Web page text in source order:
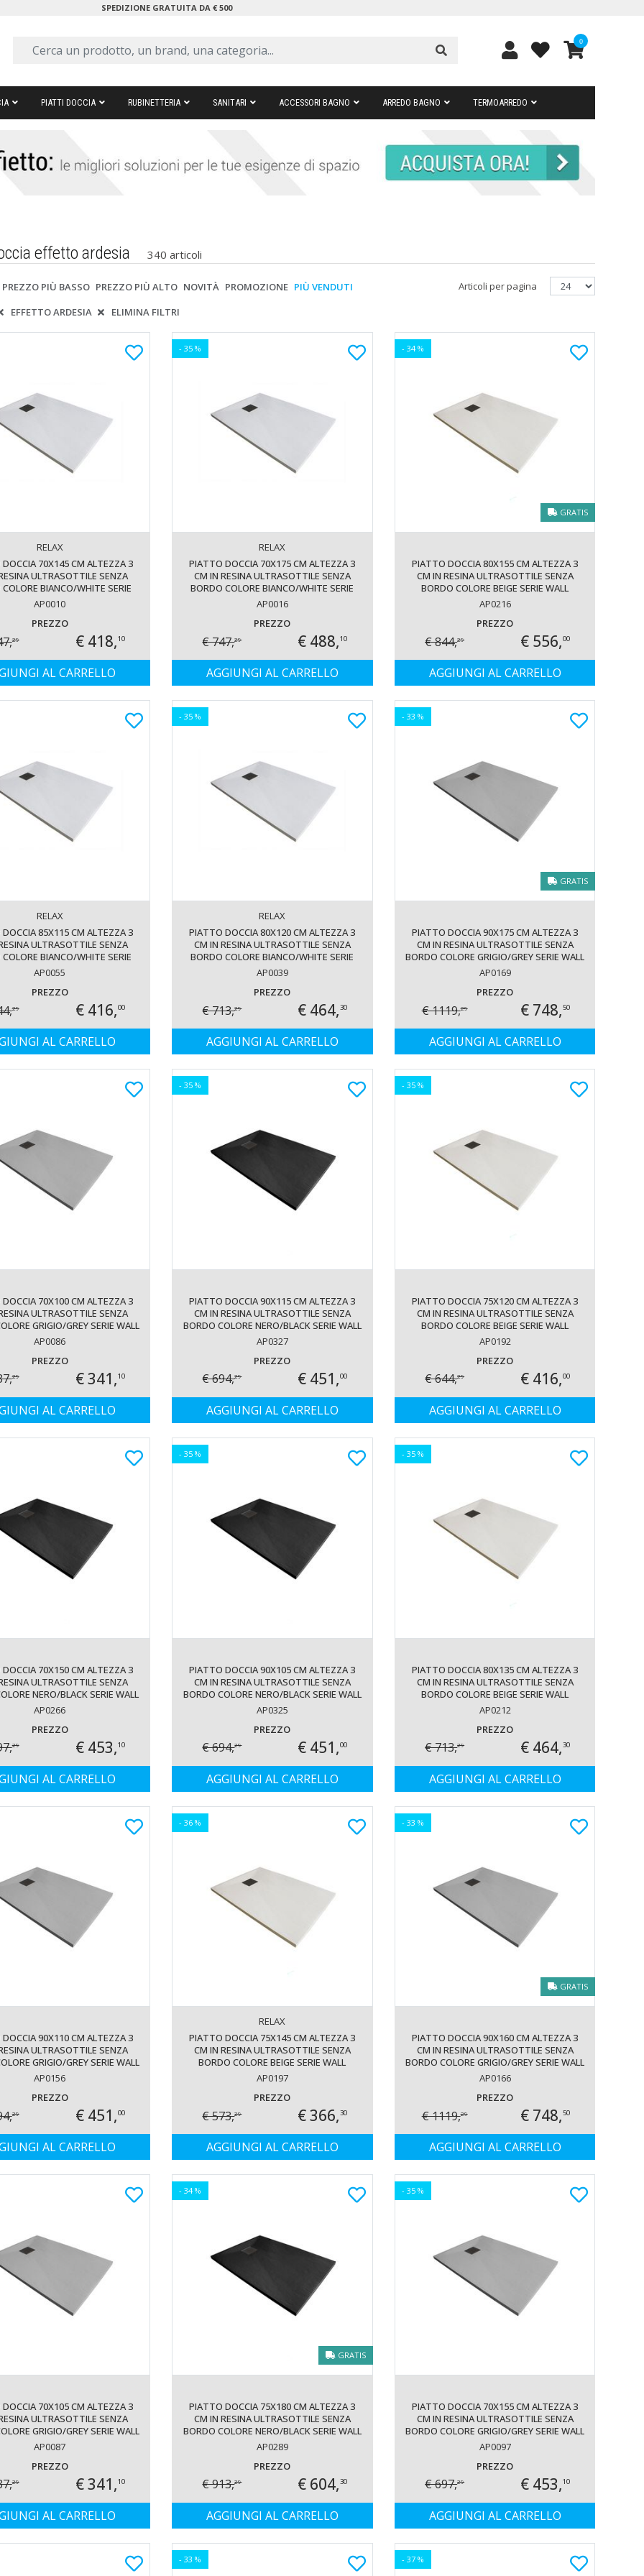
SPEDIZIONE GRATUITA DA € 500
0
PIATTI DOCCIA RUBINETTERIA SANITARI ACCESSORI BAGNO ARREDO BAGNO TERMOARREDO
effetto ardesia 340 articoli
PREZZO PIÙ BASSO PREZZO PIÙ ALTO NOVITÀ PROMOZIONE PIÙ VENDUTI Articoli per pagina
EFFETTO ARDESIA ELIMINA FILTRI
RELAX
70X145 CM ALTEZZA 3
ULTRASOTTILE SENZA
BIANCO/WHITE SERIE
WALL
AP0010
PREZZO
29 € 418,10
AL CARRELLO
- 35 %
RELAX
PIATTO DOCCIA 70X175 CM ALTEZZA 3
CM IN RESINA ULTRASOTTILE SENZA
BORDO COLORE BIANCO/WHITE SERIE
WALL
AP0016
PREZZO
€ 747,29 € 488,10
AGGIUNGI AL CARRELLO
- 34 %
GRATIS
PIATTO DOCCIA 80X155 CM ALTEZZA 3
CM IN RESINA ULTRASOTTILE SENZA
BORDO COLORE BEIGE SERIE WALL
AP0216
PREZZO
€ 844,29 € 556,00
AGGIUNGI AL CARRELLO
RELAX
85X115 CM ALTEZZA 3
ULTRASOTTILE SENZA
BIANCO/WHITE SERIE
WALL
AP0055
PREZZO
29 € 416,00
AL CARRELLO
- 35 %
RELAX
PIATTO DOCCIA 80X120 CM ALTEZZA 3
CM IN RESINA ULTRASOTTILE SENZA
BORDO COLORE BIANCO/WHITE SERIE
WALL
AP0039
PREZZO
€ 713,29 € 464,30
AGGIUNGI AL CARRELLO
- 33 %
GRATIS
PIATTO DOCCIA 90X175 CM ALTEZZA 3
CM IN RESINA ULTRASOTTILE SENZA
BORDO COLORE GRIGIO/GREY SERIE WALL
AP0169
PREZZO
€ 1119,29 € 748,50
AGGIUNGI AL CARRELLO
70X100 CM ALTEZZA 3
ULTRASOTTILE SENZA
GRIGIO/GREY SERIE WALL
AP0086
PREZZO
29 € 341,10
AL CARRELLO
- 35 %
PIATTO DOCCIA 90X115 CM ALTEZZA 3
CM IN RESINA ULTRASOTTILE SENZA
BORDO COLORE NERO/BLACK SERIE WALL
AP0327
PREZZO
€ 694,29 € 451,00
AGGIUNGI AL CARRELLO
- 35 %
PIATTO DOCCIA 75X120 CM ALTEZZA 3
CM IN RESINA ULTRASOTTILE SENZA
BORDO COLORE BEIGE SERIE WALL
AP0192
PREZZO
€ 644,29 € 416,00
AGGIUNGI AL CARRELLO
70X150 CM ALTEZZA 3
ULTRASOTTILE SENZA
NERO/BLACK SERIE WALL
AP0266
PREZZO
29 € 453,10
AL CARRELLO
- 35 %
PIATTO DOCCIA 90X105 CM ALTEZZA 3
CM IN RESINA ULTRASOTTILE SENZA
BORDO COLORE NERO/BLACK SERIE WALL
AP0325
PREZZO
€ 694,29 € 451,00
AGGIUNGI AL CARRELLO
- 35 %
PIATTO DOCCIA 80X135 CM ALTEZZA 3
CM IN RESINA ULTRASOTTILE SENZA
BORDO COLORE BEIGE SERIE WALL
AP0212
PREZZO
€ 713,29 € 464,30
AGGIUNGI AL CARRELLO
90X110 CM ALTEZZA 3
ULTRASOTTILE SENZA
GRIGIO/GREY SERIE WALL
AP0156
PREZZO
29 € 451,00
AL CARRELLO
- 36 %
RELAX
PIATTO DOCCIA 75X145 CM ALTEZZA 3
CM IN RESINA ULTRASOTTILE SENZA
BORDO COLORE BEIGE SERIE WALL
AP0197
PREZZO
€ 573,29 € 366,30
AGGIUNGI AL CARRELLO
- 33 %
GRATIS
PIATTO DOCCIA 90X160 CM ALTEZZA 3
CM IN RESINA ULTRASOTTILE SENZA
BORDO COLORE GRIGIO/GREY SERIE WALL
AP0166
PREZZO
€ 1119,29 € 748,50
AGGIUNGI AL CARRELLO
70X105 CM ALTEZZA 3
ULTRASOTTILE SENZA
GRIGIO/GREY SERIE WALL
AP0087
PREZZO
29 € 341,10
AL CARRELLO
- 34 %
GRATIS
PIATTO DOCCIA 75X180 CM ALTEZZA 3
CM IN RESINA ULTRASOTTILE SENZA
BORDO COLORE NERO/BLACK SERIE WALL
AP0289
PREZZO
€ 913,29 € 604,30
AGGIUNGI AL CARRELLO
- 35 %
PIATTO DOCCIA 70X155 CM ALTEZZA 3
CM IN RESINA ULTRASOTTILE SENZA
BORDO COLORE GRIGIO/GREY SERIE WALL
AP0097
PREZZO
€ 697,29 € 453,10
AGGIUNGI AL CARRELLO
- 33 % - 37 %